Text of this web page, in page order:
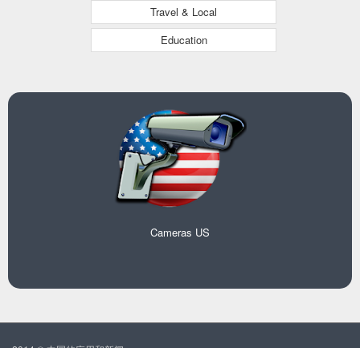
Travel & Local
Education
Cameras US